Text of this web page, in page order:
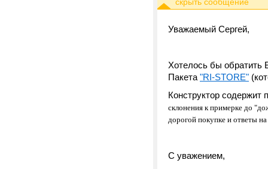
Уважаемый Сергей,
Хотелось бы обратить
Пакета "RI-STORE"
Конструктор содержит
склонения к примерке до
дорогой покупке и ответы
С уважением,